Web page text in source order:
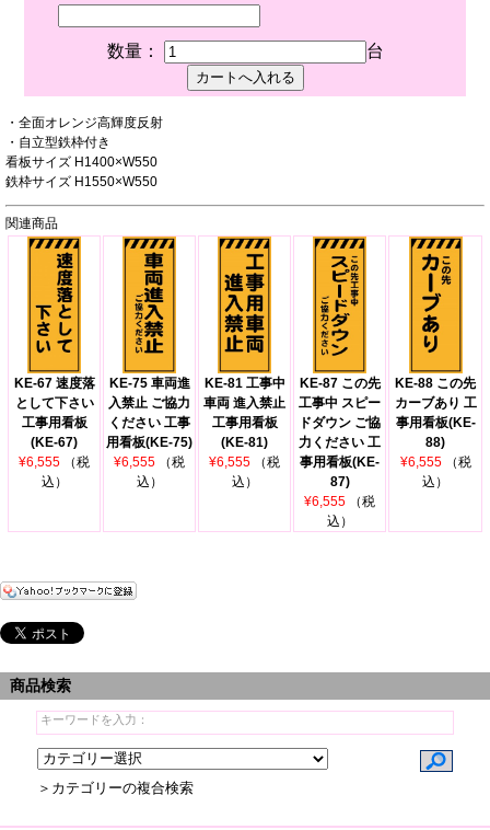
数量： 台
・全面オレンジ高輝度反射
・自立型鉄枠付き
看板サイズ H1400×W550
鉄枠サイズ H1550×W550
関連商品
KE-67 速度落
として下さい
工事用看板
(KE-67)
¥6,555
（税
込）
KE-75 車両進
入禁止 ご協力
ください 工事
用看板(KE-75)
¥6,555
（税
込）
KE-81 工事中
車両 進入禁止
工事用看板
(KE-81)
¥6,555
（税
込）
KE-87 この先
工事中 スピー
ドダウン ご協
力ください 工
事用看板(KE-
87)
¥6,555
（税
込）
KE-88 この先
カーブあり 工
事用看板(KE-
88)
¥6,555
（税
込）
商品検索
＞カテゴリーの複合検索